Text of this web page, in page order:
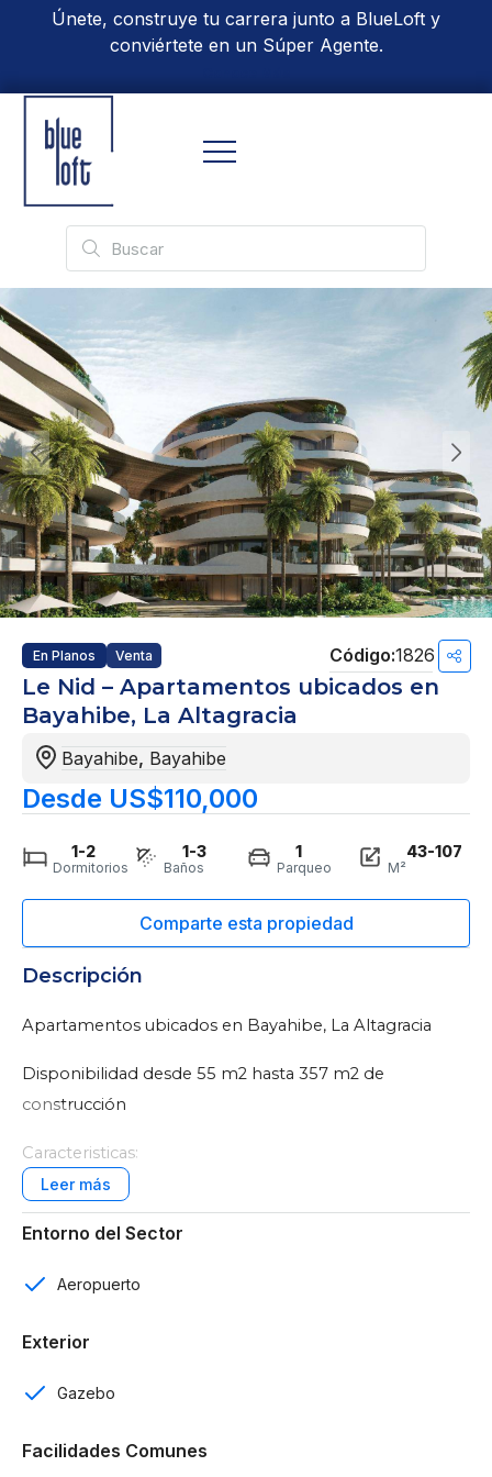
Únete, construye tu carrera junto a BlueLoft y
conviértete en un Súper Agente.
En Planos Venta 1826
Le Nid – Apartamentos ubicados en
Bayahibe, La Altagracia
Bayahibe, Bayahibe
Desde US$110,000
1-2
Dormitorios
1-3
Baños
1
Parqueo
43-107
M²
Descripción
Apartamentos ubicados en Bayahibe, La Altagracia
Disponibilidad desde 55 m2 hasta 357 m2 de
construcción
Caracteristicas:
3 edificios
1 y 2 habitaciones
1, 2 y 3 baños
Parqueos techados
Sala
Entorno del Sector
Aeropuerto
Exterior
Gazebo
Facilidades Comunes